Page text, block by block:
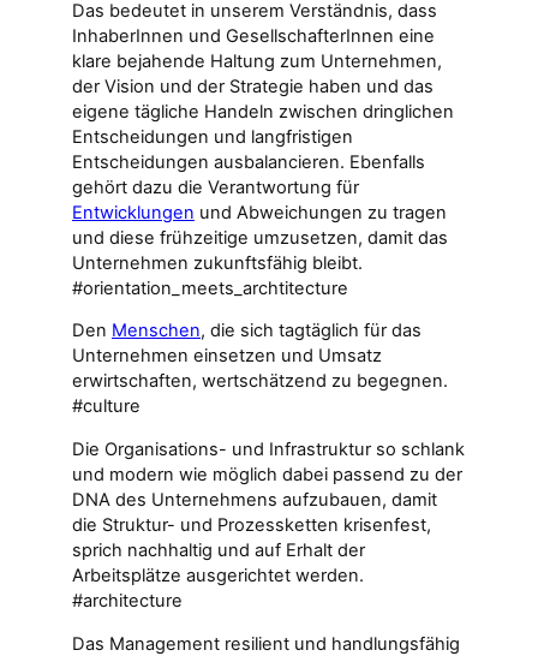
Das bedeutet in unserem Verständnis, dass
InhaberInnen und GesellschafterInnen eine
klare bejahende Haltung zum Unternehmen,
der Vision und der Strategie haben und das
eigene tägliche Handeln zwischen dringlichen
Entscheidungen und langfristigen
Entscheidungen ausbalancieren. Ebenfalls
gehört dazu die Verantwortung für
Entwicklungen und Abweichungen zu tragen
und diese frühzeitige umzusetzen, damit das
Unternehmen zukunftsfähig bleibt.
#orientation_meets_archtitecture
Den Menschen, die sich tagtäglich für das
Unternehmen einsetzen und Umsatz
erwirtschaften, wertschätzend zu begegnen.
#culture
Die Organisations- und Infrastruktur so schlank
und modern wie möglich dabei passend zu der
DNA des Unternehmens aufzubauen, damit
die Struktur- und Prozessketten krisenfest,
sprich nachhaltig und auf Erhalt der
Arbeitsplätze ausgerichtet werden.
#architecture
Das Management resilient und handlungsfähig